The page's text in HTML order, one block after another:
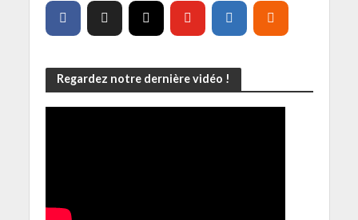
Regardez notre dernière vidéo !